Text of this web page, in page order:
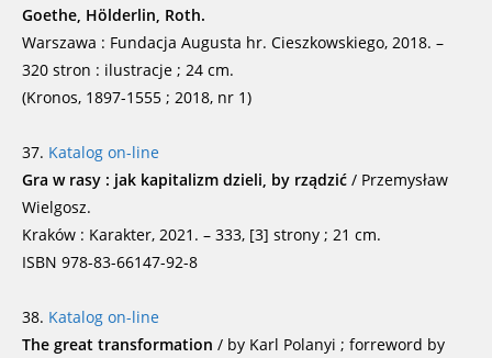
Goethe, Hölderlin, Roth.
Warszawa : Fundacja Augusta hr. Cieszkowskiego, 2018. –
320 stron : ilustracje ; 24 cm.
(Kronos, 1897-1555 ; 2018, nr 1)
37. Katalog on-line
Gra w rasy : jak kapitalizm dzieli, by rządzić / Przemysław
Wielgosz.
Kraków : Karakter, 2021. – 333, [3] strony ; 21 cm.
ISBN 978-83-66147-92-8
38. Katalog on-line
The great transformation / by Karl Polanyi ; forreword by